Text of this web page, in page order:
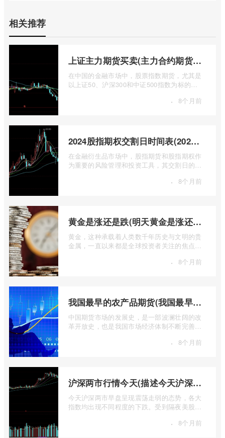
相关推荐
上证主力期货买卖(主力合约期货市场大盘)
在中国的金融市场中，股票指数期货，尤其是
以上证50、沪深300和中证500指数为标的的
· 8个月前
2024股指期权交割日时间表(2024股指期货交割日)
在金融衍生品市场中，股指期货和股指期权作
为重要的风险管理和投资工具，其交割日的设
· 8个月前
黄金是涨还是跌(明天黄金是涨还是跌)
黄金，这种承载着人类数千年历史与文明的贵
金属，一直以来都是全球投资者关注的焦点。
· 8个月前
我国最早的农产品期货(我国最早的农产品期货交易合约的品种是)
中国期货市场的发展史，是一部波澜壮阔的改
革开放史，也是我国市场经济体制不断完善的
· 8个月前
沪深两市行情今天(描述今天沪深两市早盘交易情况)
今天沪深两市早盘呈现震荡走弱的态势，各大
指数均出现不同程度的下跌。受到隔夜美股下
· 8个月前